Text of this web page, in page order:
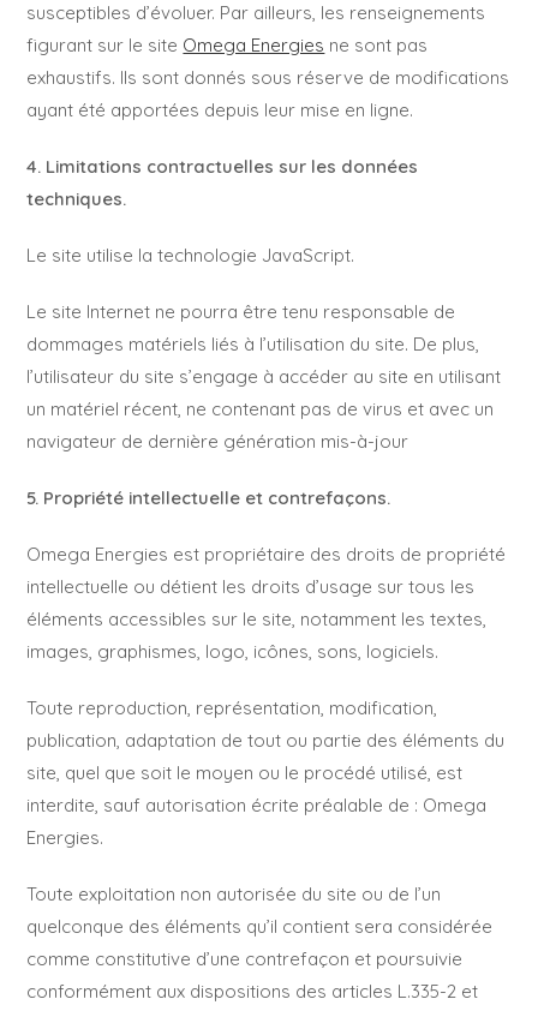
susceptibles d’évoluer. Par ailleurs, les renseignements
figurant sur le site Omega Energies ne sont pas
exhaustifs. Ils sont donnés sous réserve de modifications
ayant été apportées depuis leur mise en ligne.
4. Limitations contractuelles sur les données
techniques.
Le site utilise la technologie JavaScript.
Le site Internet ne pourra être tenu responsable de
dommages matériels liés à l’utilisation du site. De plus,
l’utilisateur du site s’engage à accéder au site en utilisant
un matériel récent, ne contenant pas de virus et avec un
navigateur de dernière génération mis-à-jour
5. Propriété intellectuelle et contrefaçons.
Omega Energies est propriétaire des droits de propriété
intellectuelle ou détient les droits d’usage sur tous les
éléments accessibles sur le site, notamment les textes,
images, graphismes, logo, icônes, sons, logiciels.
Toute reproduction, représentation, modification,
publication, adaptation de tout ou partie des éléments du
site, quel que soit le moyen ou le procédé utilisé, est
interdite, sauf autorisation écrite préalable de : Omega
Energies.
Toute exploitation non autorisée du site ou de l’un
quelconque des éléments qu’il contient sera considérée
comme constitutive d’une contrefaçon et poursuivie
conformément aux dispositions des articles L.335-2 et